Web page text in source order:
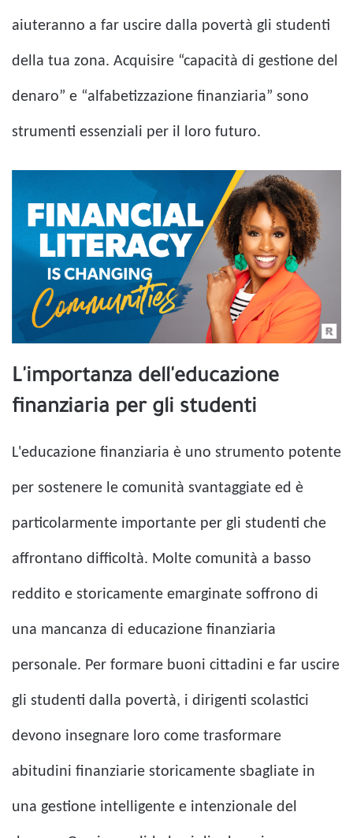
aiuteranno a far uscire dalla povertà gli studenti
della tua zona. Acquisire “capacità di gestione del
denaro” e “alfabetizzazione finanziaria” sono
strumenti essenziali per il loro futuro.
L'importanza dell'educazione
finanziaria per gli studenti
L'educazione finanziaria è uno strumento potente
per sostenere le comunità svantaggiate ed è
particolarmente importante per gli studenti che
affrontano difficoltà. Molte comunità a basso
reddito e storicamente emarginate soffrono di
una mancanza di educazione finanziaria
personale. Per formare buoni cittadini e far uscire
gli studenti dalla povertà, i dirigenti scolastici
devono insegnare loro come trasformare
abitudini finanziarie storicamente sbagliate in
una gestione intelligente e intenzionale del